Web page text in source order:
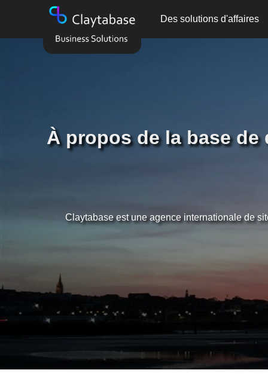
Des solutions d'affaires
À propos de la base
Claytabase est une agence internationale de